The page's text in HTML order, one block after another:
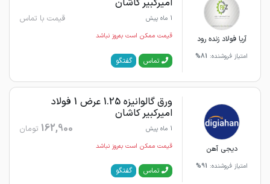
آریا فولاد زنده رود
امتیاز فروشنده: 81%
امیرکبیر کاشان
1 ماه پیش قیمت با تماس
قیمت ممکن است به‌روز نباشد
تماس گفتگو
دیجی آهن
امتیاز فروشنده: 91%
ورق گالوانیزه 1.25 عرض 1 فولاد
امیرکبیر کاشان
1 ماه پیش 162,900 تومان
قیمت ممکن است به‌روز نباشد
تماس گفتگو